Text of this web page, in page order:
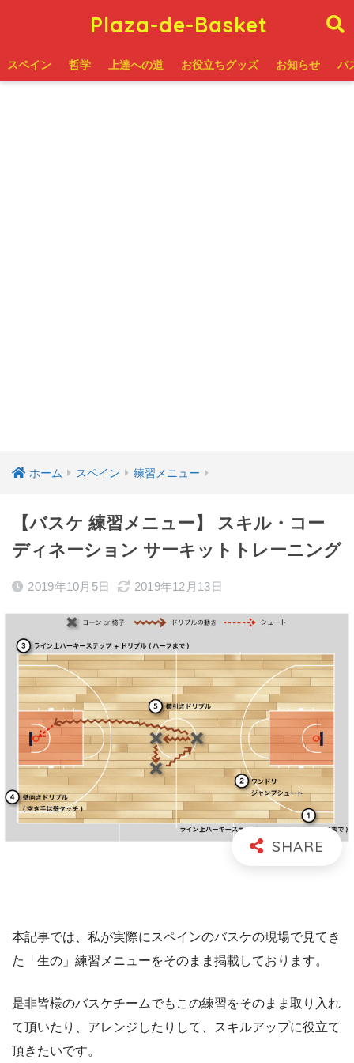
Plaza-de-Basket
スペイン 哲学 上達への道 お役立ちグッズ お知らせ バ
ホーム スペイン 練習メニュー
【バスケ 練習メニュー】 スキル・コー
ディネーション サーキットトレーニング
2019年10月5日 2019年12月13日
本記事では、私が実際にスペインのバスケの現場で見てき
た「生の」練習メニューをそのまま掲載しております。
是非皆様のバスケチームでもこの練習をそのまま取り入れ
て頂いたり、アレンジしたりして、スキルアップに役立て
頂きたいです。